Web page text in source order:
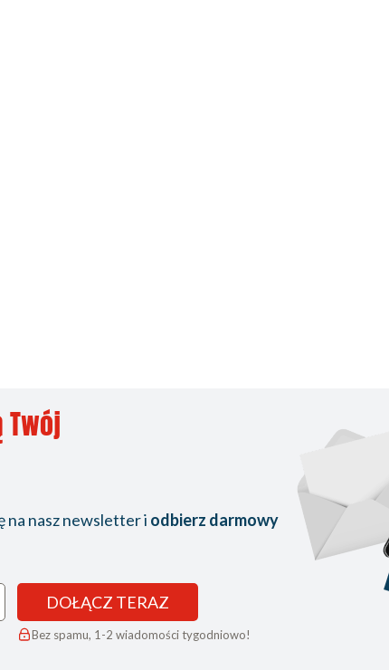
na nasz newsletter i odbierz darmowy
DOŁĄCZ TERAZ
Bez spamu, 1-2 wiadomości tygodniowo!